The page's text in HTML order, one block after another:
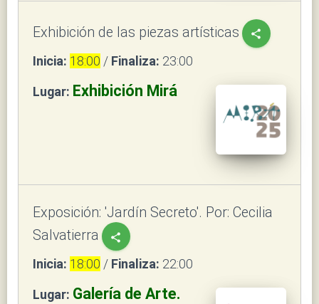
Exhibición de las piezas artísticas share
Inicia: 18:00 / Finaliza: 23:00
Lugar: Exhibición Mirá
Exposición: 'Jardín Secreto'. Por: Cecilia
Salvatierra
share
Inicia: 18:00 / Finaliza: 22:00
Lugar: Galería de Arte.